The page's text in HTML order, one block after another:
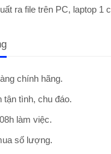
ra file trên PC, laptop 1
chính hãng.
tận tình, chu đáo.
làm việc.
số lượng.